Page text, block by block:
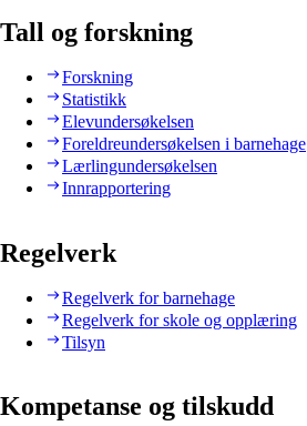
Tall og forskning
Forskning
Statistikk
Elevundersøkelsen
Foreldreundersøkelsen i barnehage
Lærlingundersøkelsen
Innrapportering
Regelverk
Regelverk for barnehage
Regelverk for skole og opplæring
Tilsyn
Kompetanse og tilskudd